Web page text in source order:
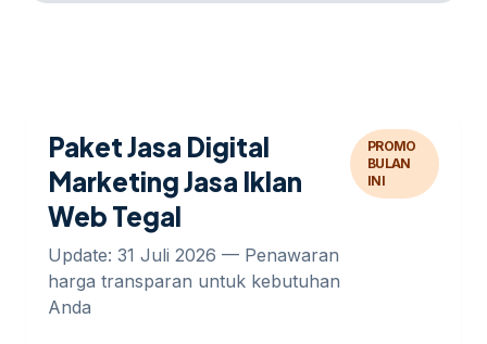
Paket Jasa Digital
Marketing Jasa Iklan
Web Tegal
Update: 31 Juli 2026 — Penawaran
harga transparan untuk kebutuhan
Anda
PROMO
BULAN
INI